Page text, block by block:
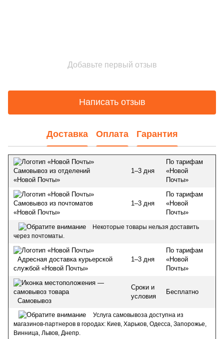
Добавьте первый отзыв
Написать отзыв
Доставка Оплата Гарантия
Самовывоз из отделений
«Новой Почты»
1–3 дня
По тарифам
«Новой
Почты»
Самовывоз из почтоматов
«Новой Почты»
1–3 дня
По тарифам
«Новой
Почты»
Некоторые товары нельзя доставить
через почтоматы.
Адресная доставка курьерской
службой «Новой Почты»
1–3 дня
По тарифам
«Новой
Почты»
Самовывоз
Сроки и
условия
Бесплатно
Услуга самовывоза доступна из
магазинов-партнеров в городах: Киев, Харьков, Одесса, Запорожье,
Винница, Львов, Днепр.